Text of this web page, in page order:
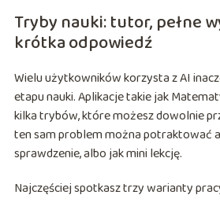
Tryby nauki: tutor, pełne
krótka odpowiedź
Wielu użytkowników korzysta z AI
etapu nauki. Aplikacje takie jak
kilka trybów, które możesz dowolnie
ten sam problem można potraktować
sprawdzenie, albo jak mini lekcję.
Najczęściej spotkasz trzy warianty